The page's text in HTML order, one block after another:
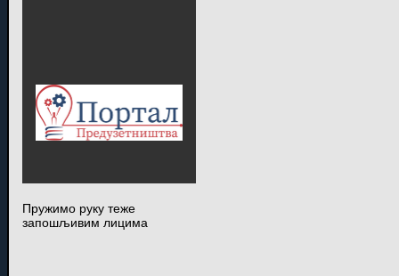
Пружимо руку теже
запошљивим лицима